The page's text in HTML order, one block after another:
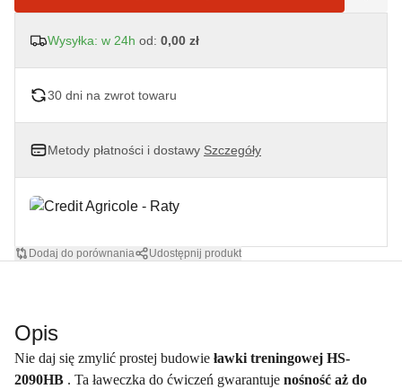
Wysyłka: w 24h od: 0,00 zł
30 dni na zwrot towaru
Metody płatności i dostawy Szczegóły
Dodaj do porównania Udostępnij produkt
Opis
Nie daj się zmylić prostej budowie ławki treningowej HS-
2090HB . Ta ławeczka do ćwiczeń gwarantuje nośność aż do